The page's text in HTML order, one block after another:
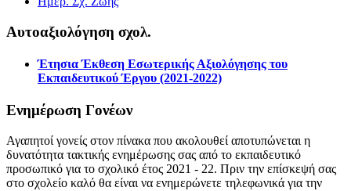
Αυτοαξιολόγηση σχολ.
Έτησια Έκθεση Εσωτερικής Αξιολόγησης του
Εκπαιδευτικού Έργου (2021-2022)
Ενημέρωση Γονέων
Αγαπητοί γονείς στον πίνακα που ακολουθεί αποτυπώνεται η
δυνατότητα τακτικής ενημέρωσης σας από το εκπαιδευτικό
προσωπικό για το σχολικό έτος 2021 - 22. Πριν την επίσκεψή σας
στο σχολείο καλό θα είναι να ενημερώνετε τηλεφωνικά για την